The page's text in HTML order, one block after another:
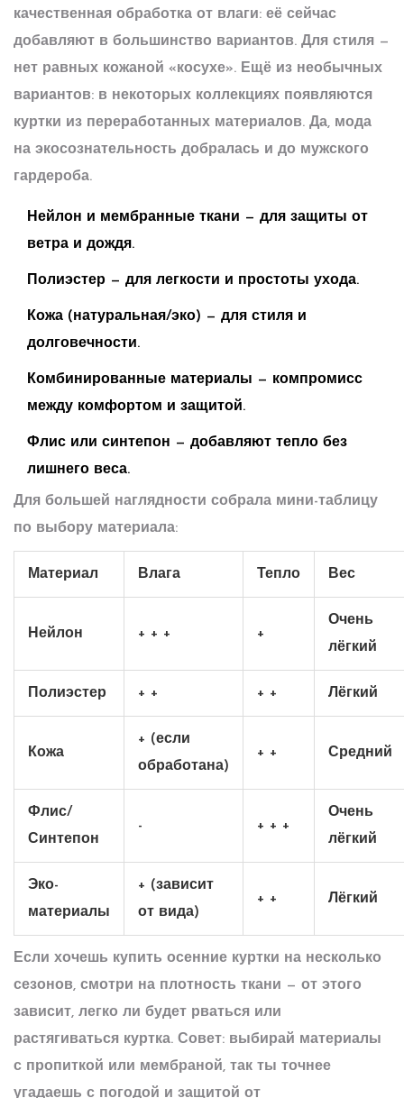
качественная обработка от влаги: её сейчас
добавляют в большинство вариантов. Для стиля —
нет равных кожаной «косухе». Ещё из необычных
вариантов: в некоторых коллекциях появляются
куртки из переработанных материалов. Да, мода
на экосознательность добралась и до мужского
гардероба.
Нейлон и мембранные ткани — для защиты от
ветра и дождя.
Полиэстер — для легкости и простоты ухода.
Кожа (натуральная/эко) — для стиля и
долговечности.
Комбинированные материалы — компромисс
между комфортом и защитой.
Флис или синтепон — добавляют тепло без
лишнего веса.
Для большей наглядности собрала мини-таблицу
по выбору материала:
Материал Влага Тепло Вес
Нейлон + + + +
Очень
лёгкий
Полиэстер + + + + Лёгкий
Кожа
+ (если
обработана)
+ + Средний
Флис/
Синтепон
- + + +
Очень
лёгкий
Эко-
материалы
+ (зависит
от вида)
+ + Лёгкий
Если хочешь купить осенние куртки на несколько
сезонов, смотри на плотность ткани — от этого
зависит, легко ли будет рваться или
растягиваться куртка. Совет: выбирай материалы
с пропиткой или мембраной, так ты точнее
угадаешь с погодой и защитой от